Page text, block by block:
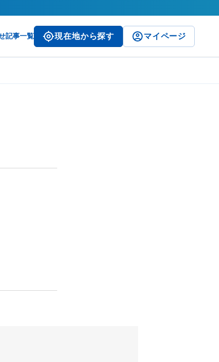
記事一覧 現在地から探す マイページ